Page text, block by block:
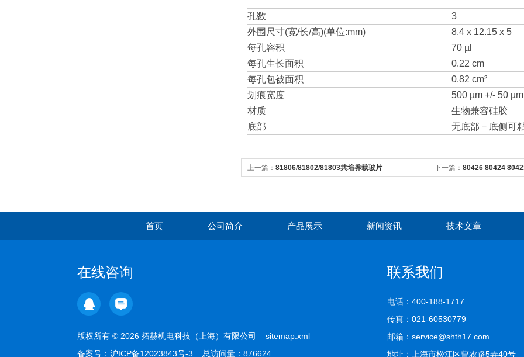
孔数
3
外围尺寸(宽/长/高)(单位:mm)
8.4 x 12.15 x 5
每孔容积
70 µl
每孔生长面积
0.22 cm
每孔包被面积
0.82 cm²
划痕宽度
500 µm +/- 50 µm
材质
生物兼容硅胶
底部
无底部－底侧可
上一篇： 81806/81802/81803共培养载玻片 下一篇： 80426 80424
首页 公司简介 产品展示 新闻资讯 技术文章
在线咨询
版权所有 © 2026 拓赫机电科技（上海）有限公司 sitemap.xml
备案号： 沪ICP备12023843号-3 总访问量：876624
联系我们
电话：400-188-1717
传真：021-60530779
邮箱：service@shth17.com
地址：上海市松江区曹农路5弄40号